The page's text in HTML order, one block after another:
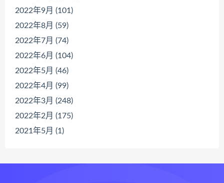
2022年9月 (101)
2022年8月 (59)
2022年7月 (74)
2022年6月 (104)
2022年5月 (46)
2022年4月 (99)
2022年3月 (248)
2022年2月 (175)
2021年5月 (1)